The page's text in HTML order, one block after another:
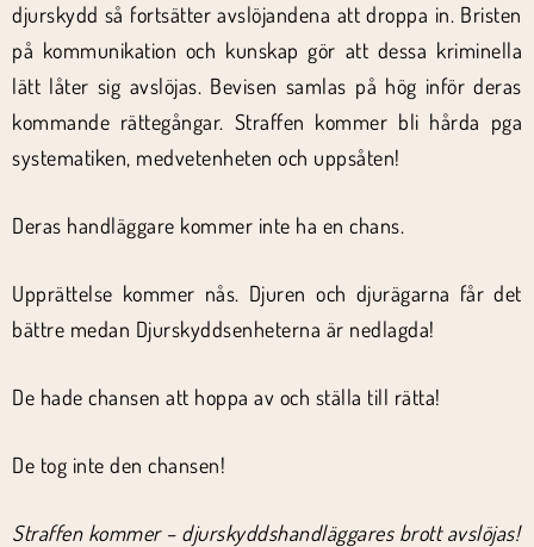
djurskydd så fortsätter avslöjandena att droppa in. Bristen
på kommunikation och kunskap gör att dessa kriminella
lätt låter sig avslöjas. Bevisen samlas på hög inför deras
kommande rättegångar. Straffen kommer bli hårda pga
systematiken, medvetenheten och uppsåten!
Deras handläggare kommer inte ha en chans.
Upprättelse kommer nås. Djuren och djurägarna får det
bättre medan Djurskyddsenheterna är nedlagda!
De hade chansen att hoppa av och ställa till rätta!
De tog inte den chansen!
Straffen kommer – djurskyddshandläggares brott avslöjas!